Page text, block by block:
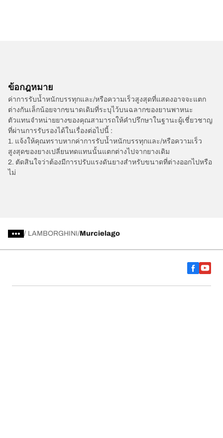
ข้อกฎหมาย
ค่าการรับน้ำหนักบรรทุกและ/หรือความเร็วสูงสุดที่แสดงอาจจะแตก
ต่างกันเล็กน้อยจากขนาดเดิมที่ระบุไว้บนฉลากของยานพาหนะ
ตัวแทนจำหน่ายยางของคุณสามารถให้คำปรึกษาในฐานะผู้เชี่ยวชาญ
ที่ผ่านการรับรองได้ในเรื่องต่อไปนี้ :
1. แจ้งให้คุณทราบหากค่าการรับน้ำหนักบรรทุกและ/หรือความเร็ว
สูงสุดของยางเปลี่ยนทดแทนนั้นแตกต่างไปจากยางเดิม
2. ตัดสินใจว่าต้องมีการปรับแรงดันยางสำหรับขนาดที่ต่างออกไปหรือ
ไม่
/ LAMBORGHINI Murcielago